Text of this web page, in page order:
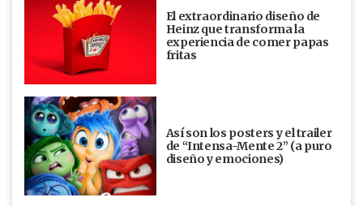
El extraordinario diseño de
Heinz que transforma la
experiencia de comer papas
fritas
Así son los posters y el trailer
de “Intensa-Mente 2” (a puro
diseño y emociones)